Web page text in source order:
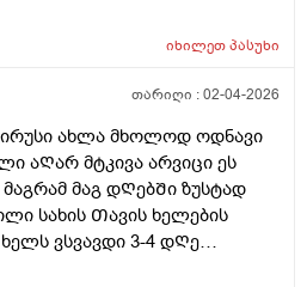
იხილეთპასუხი
თარიღი :02-04-2026
ახლა მხოლოდ ოდნავი
აᲦარ მტკივა არვიცი ეს
მაგ დᲦებᲨი ზუსტად
სახის Თავის ხელების
ვსვავდი 3-4 დᲦე